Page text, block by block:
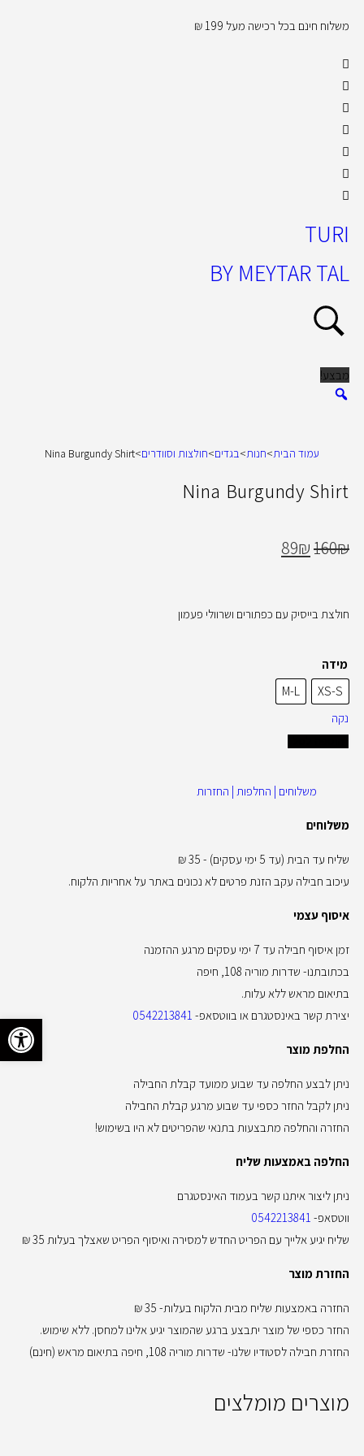
משלוח חינם בכל רכישה מעל 199 ₪
TURI
BY MEYTAR TAL
מבצע!
עמוד הבית>חנות>בגדים>חולצות וסוודרים>
Nina Burgundy Shirt
Nina Burgundy Shirt
160₪
89₪
חולצת בייסיק עם כפתורים ושרוולי פעמון
מידה
XS-S
M-L
נקה
משלוחים | החלפות | החזרות
משלוחים
שליח עד הבית (עד 5 ימי עסקים) - 35 ₪
עיכוב חבילה עקב הזנת פרטים לא נכונים באתר על אחריות הלקוח.
איסוף עצמי
זמן איסוף חבילה עד 7 ימי עסקים מרגע ההזמנה
בכתובתנו- שדרות מוריה 108, חיפה
בתיאום מראש ללא עלות.
יצירת קשר באינסטגרם או בווטסאפ- 0542213841
החלפת מוצר
ניתן לבצע החלפה עד שבוע ממועד קבלת החבילה
ניתן לקבל החזר כספי עד שבוע מרגע קבלת החבילה
החזרה והחלפה מתבצעות בתנאי שהפריטים לא היו בשימוש!
החלפה באמצעות שליח
ניתן ליצור איתנו קשר בעמוד האינסטגרם
ווטסאפ- 0542213841
שליח יגיע אלייך עם הפריט החדש למסירה ואיסוף הפריט שאצלך בעלות 35 ₪
החזרת מוצר
החזרה באמצעות שליח מבית הלקוח בעלות- 35 ₪
החזר כספי של מוצר יתבצע ברגע שהמוצר יגיע אלינו למחסן. ללא שימוש.
החזרת חבילה לסטודיו שלנו- שדרות מוריה 108, חיפה בתיאום מראש (חינם)
מוצרים מומלצים
פתח